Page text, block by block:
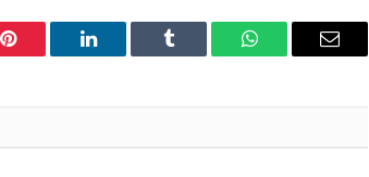
Pinterest LinkedIn Tumblr WhatsAppEmail